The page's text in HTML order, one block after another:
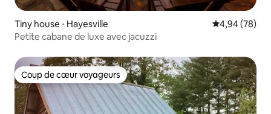
Tiny house ⋅ Hayesville Évaluation
4,94 (78)
Petite cabane de luxe avec jacuzzi
Coup de cœur voyageurs
Coup de cœur voyageurs